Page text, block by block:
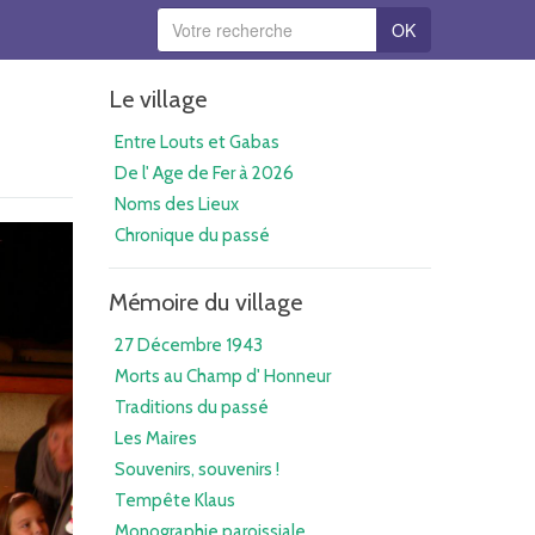
OK
Le village
Entre Louts et Gabas
De l' Age de Fer à 2026
Noms des Lieux
Chronique du passé
Mémoire du village
27 Décembre 1943
Morts au Champ d' Honneur
Traditions du passé
Les Maires
Souvenirs, souvenirs !
Tempête Klaus